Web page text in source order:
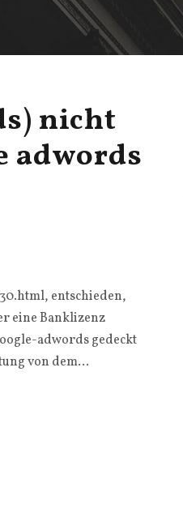
nicht
adwords
entschieden,
eine Banklizenz
adwords gedeckt
von dem...